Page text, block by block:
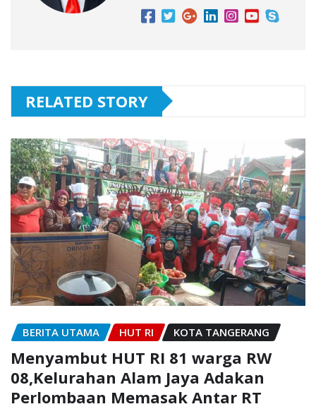
RELATED STORY
BERITA UTAMA HUT RI KOTA TANGERANG
Menyambut HUT RI 81 warga RW
08,Kelurahan Alam Jaya Adakan
Perlombaan Memasak Antar RT